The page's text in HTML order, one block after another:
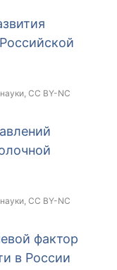
CC BY-NC
CC BY-NC
фактор
в России